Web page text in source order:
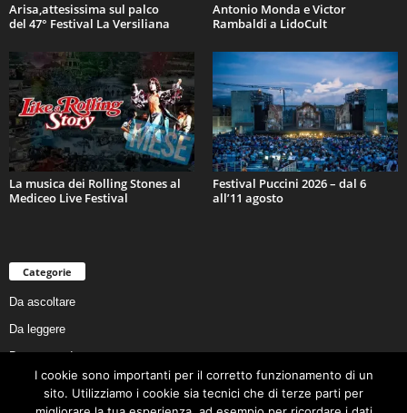
Arisa,attesissima sul palco
del 47° Festival La Versiliana
Antonio Monda e Victor
Rambaldi a LidoCult
La musica dei Rolling Stones al
Mediceo Live Festival
Festival Puccini 2026 – dal 6
all’11 agosto
Categorie
Da ascoltare
Da leggere
Da non perdere
Da conoscere
I cookie sono importanti per il corretto funzionamento di un
sito. Utilizziamo i cookie sia tecnici che di terze parti per